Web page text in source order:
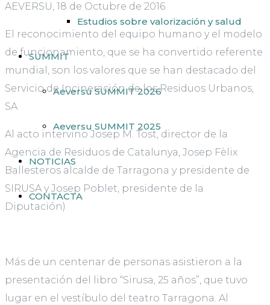
Estudios sobre valorización y salud
SUMMIT
Aeversu SUMMIT 2026
Aeversu SUMMIT 2025
NOTICIAS
CONTACTA
AEVERSU, 18 de Octubre de 2016
El reconocimiento del equipo humano y el modelo
de funcionamiento, que se ha convertido referente
mundial, son los valores que se han destacado del
Servicio de Incineración de los Residuos Urbanos,
SA
Al acto intervino Josep M. Tost, director de la
Agencia de Residuos de Catalunya, Josep Fèlix
Ballesteros alcalde de Tarragona y presidente de
SIRUSA y Josep Poblet, presidente de la
Diputación)
Más de un centenar de personas asistieron a la
presentación del libro “Sirusa, 25 años”, que tuvo
lugar en el vestíbulo del teatro Tarragona. Al